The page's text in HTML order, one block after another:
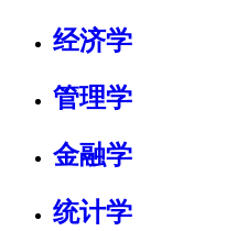
经济学
管理学
金融学
统计学